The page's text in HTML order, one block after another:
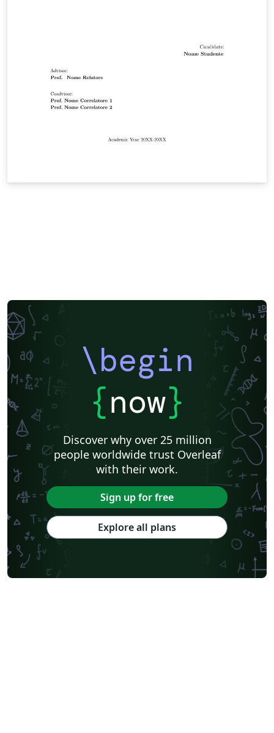
\begin
{now}
Discover why over 25 million
people worldwide trust Overleaf
with their work.
Sign up for free
Explore all plans